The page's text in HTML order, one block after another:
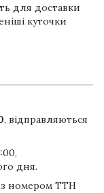
для доставки
куточки
, відправляються
дня.
з номером ТТН